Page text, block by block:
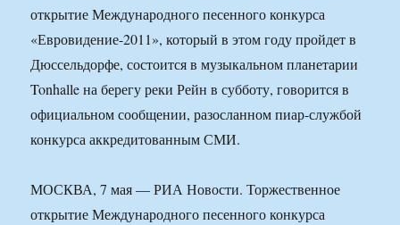
открытие Международного песенного конкурса
«Евровидение-2011», который в этом году пройдет в
Дюссельдорфе, состоится в музыкальном планетарии
Tonhalle на берегу реки Рейн в субботу, говорится в
официальном сообщении, разосланном пиар-службой
конкурса аккредитованным СМИ.
МОСКВА, 7 мая — РИА Новости. Торжественное
открытие Международного песенного конкурса